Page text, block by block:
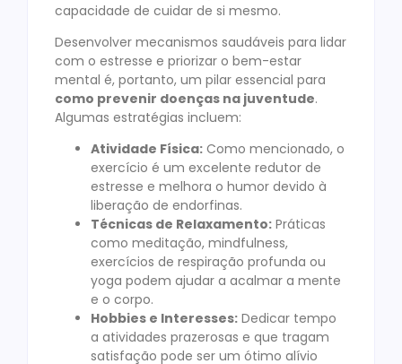
capacidade de cuidar de si mesmo.
Desenvolver mecanismos saudáveis para lidar
com o estresse e priorizar o bem-estar
mental é, portanto, um pilar essencial para
como prevenir doenças na juventude.
Algumas estratégias incluem:
Atividade Física: Como mencionado, o
exercício é um excelente redutor de
estresse e melhora o humor devido à
liberação de endorfinas.
Técnicas de Relaxamento: Práticas
como meditação, mindfulness,
exercícios de respiração profunda ou
yoga podem ajudar a acalmar a mente
e o corpo.
Hobbies e Interesses: Dedicar tempo
a atividades prazerosas e que tragam
satisfação pode ser um ótimo alívio